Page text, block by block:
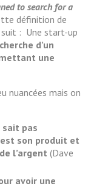
to search for a
définition de
: Une start-up
d’un
une
nuancées mais on
pas
son produit et
l’argent (Dave
avoir une